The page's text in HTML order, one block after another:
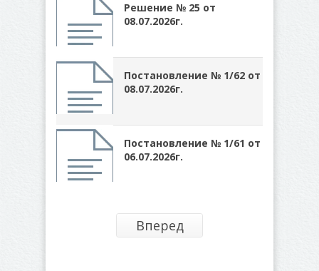
Решение № 25 от
08.07.2026г.
Постановление № 1/62 от
08.07.2026г.
Постановление № 1/61 от
06.07.2026г.
Вперед